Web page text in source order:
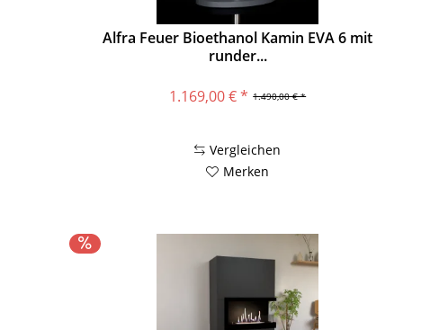
Alfra Feuer Bioethanol Kamin EVA 6 mit
runder...
1.490,00 € *
1.169,00 € *
Vergleichen
Merken